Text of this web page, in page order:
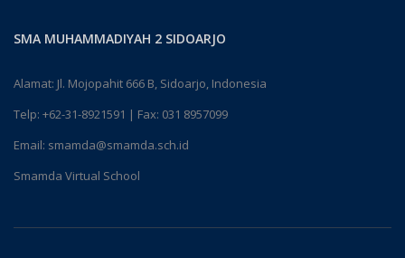
SMA MUHAMMADIYAH 2 SIDOARJO
Alamat: Jl. Mojopahit 666 B, Sidoarjo, Indonesia
Telp: +62-31-8921591 | Fax: 031 8957099
Email: smamda@smamda.sch.id
Smamda Virtual School